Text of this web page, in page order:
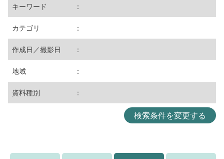
キーワード ：
カテゴリ ：
作成日／撮影日 ：
地域 ：
資料種別 ：
検索条件を変更する